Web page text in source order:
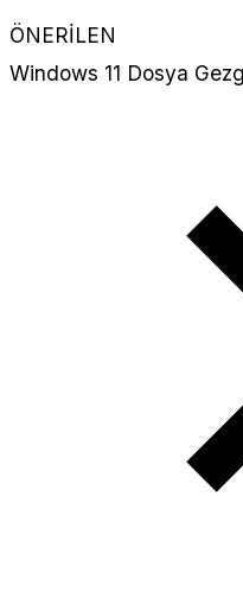
ÖNERİLEN
Windows 11 Dosya